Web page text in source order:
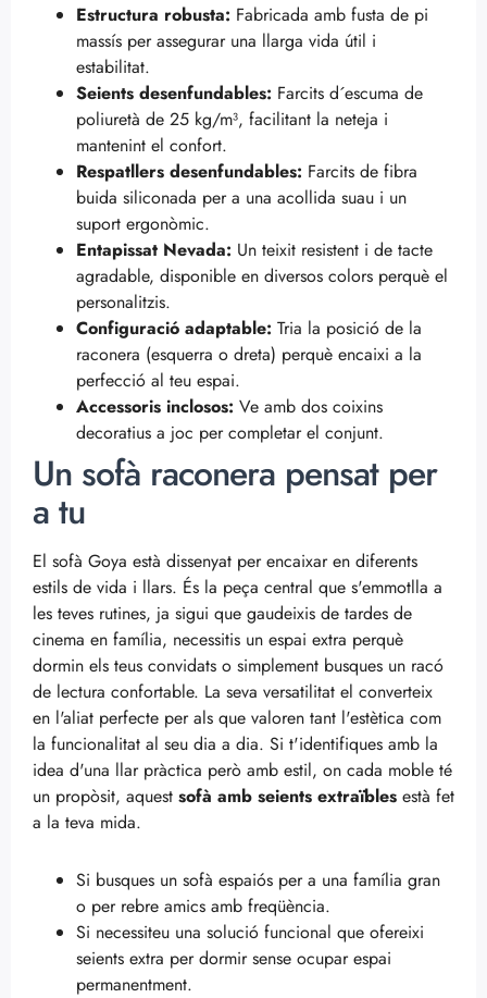
Estructura robusta: Fabricada amb fusta de pi
massís per assegurar una llarga vida útil i
estabilitat.
Seients desenfundables: Farcits d´escuma de
poliuretà de 25 kg/m³, facilitant la neteja i
mantenint el confort.
Respatllers desenfundables: Farcits de fibra
buida siliconada per a una acollida suau i un
suport ergonòmic.
Entapissat Nevada: Un teixit resistent i de tacte
agradable, disponible en diversos colors perquè el
personalitzis.
Configuració adaptable: Tria la posició de la
raconera (esquerra o dreta) perquè encaixi a la
perfecció al teu espai.
Accessoris inclosos: Ve amb dos coixins
decoratius a joc per completar el conjunt.
Un sofà raconera pensat per
a tu
El sofà Goya està dissenyat per encaixar en diferents
estils de vida i llars. És la peça central que s'emmotlla a
les teves rutines, ja sigui que gaudeixis de tardes de
cinema en família, necessitis un espai extra perquè
dormin els teus convidats o simplement busques un racó
de lectura confortable. La seva versatilitat el converteix
en l'aliat perfecte per als que valoren tant l'estètica com
la funcionalitat al seu dia a dia. Si t'identifiques amb la
idea d'una llar pràctica però amb estil, on cada moble té
un propòsit, aquest sofà amb seients extraïbles està fet
a la teva mida.
Si busques un sofà espaiós per a una família gran
o per rebre amics amb freqüència.
Si necessiteu una solució funcional que ofereixi
seients extra per dormir sense ocupar espai
permanentment.